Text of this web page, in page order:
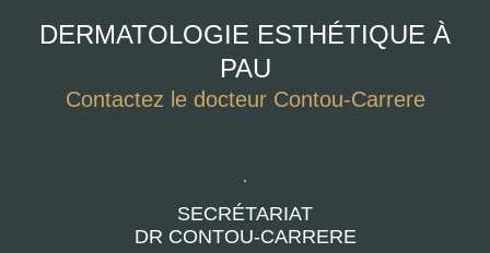
DERMATOLOGIE ESTHÉTIQUE À
PAU
Contactez le docteur Contou-Carrere
SECRÉTARIAT
DR CONTOU-CARRERE